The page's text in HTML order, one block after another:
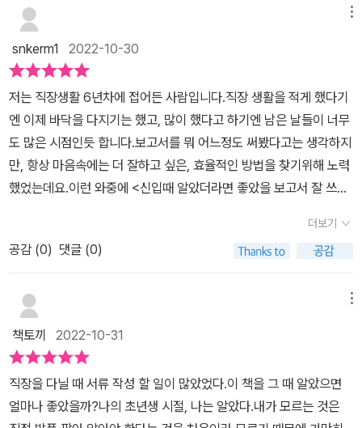
지만 중소기업이나 소기업에서도 실제 업무에 활용할 수 있을 만한
보시기 바란다.이 포스팅은 메가스터디북스 출판사로부터 도서를 제
에 끌리다, 책끌
실무 능력까지 귓뜸해 준다. 어느 회사 사수에게도 들을 수 없는 '제대
블이 아니던가! ​4. 한눈에 읽히는, 깔끔한 보고서​- 우리 옛 속담에 '구
슬이 서 말이라도 꿰어야 보배'라는 문구가 있듯이, 내 머릿속이 백과
사전처럼 자료로 꽉 차 있어도 그걸 뽑아 내지 못하면 무용지물 일뿐
이다. 마지막 장은 우리의 노동력이 헛되이 쓰이지 않도록, '레이아웃,
통일성, 가독성'의 중요성을 짚어줌과 동시에 실제 시각화하는 방법
까지 놓치지 않고 가이드라인을 제시해 준다. ​꺾은 선 그래프는 어떻
게 만들어야 예쁜지, ppt 슬라이드 대칭은 어떻게 맞추는지 옆 동료
에게도 창피해서 못 물어봤던 그 답답함을 단숨에 긁어 주니깐 좋았
다. ​총평​내가 그동안 회사 생활을 하면서 그렸던 건 흐릿한 추상화라
이게 만드는 그런 작품 말이다. 아무래도 업으로 그동안 에세이스러
운 글을 많이 써 온 터라 손에 익은 글 스타일을 단숨에 버릴 수는 없
겠지만, 내가 틀린 줄도 몰랐던 걸 일깨워 주는 책을 만나 그 시행착오
가 조금을 줄어들 거 같아 다행이란 생각이 든다.​지금도 책상에 앉아
애꿎은 키보드만 두드리고, 앞머리를 쥐어뜯는 회사인들에게 이 책을
한 번쯤 봐 보라고 공유해 주고 싶다. 더 빨리 직장생활에서 청사진을
분류해서 보여진 게 많이 첨부되어 있어서 어떤 게 내가 잘못 작성해
서 문제가 되는건지도 쉽게 파악이 잘 된다. ​이 책에서 언급하는 건 무
조건 결과만 말하라는 것이 아니라, 맡은 임무를 수행해가면서 느꼈
던 자신의 생각을 설득으로 풀어내어 그에 마땅한 근거를 제시하는
방법을 알려주는 것이며, 현재 하고 있는 업무에서 해결해야 할 원인
에 대한 세부적인 해결방안을 알아가는데 필요한 작성법이 들어 있어
야 하므로, 그에 맞게 써야 하는 보고서 작성법을 일러주는 걸로 판단
된다. ​​대기업에 가게 되면 큰 기업이라 좋은 복지로 보이겠지만 초창
을 접하게 되면서부터 야근은 늘 일상일 때가 대부분 있었을 것이다.
그럴 때면 빠른 일처리 하는 방법을 알고 싶은데 누구 하나 제대로 다
가와서 친절하게 알려주는 이는 극히 드물며, 직장에서도 생존게임과
도 같은 곳이라 쉽게 일을 잘하는 방법을 알려주려고 하지 않는다.그
러한 어려움을 저자는 대기업용 보고서 작성법을 친절하게 설명해준
것으로 보여진다.​어떤 기업을 가더라도 우리는 회사가 규정해준 것을
무조건 따라야 한다. 보고서는 내가 오늘 어떤 일을 해서 어떻게 끝마
쳤는지에 대한 핵심요약 보고서를 만들어야 한다. 일기처럼 구구절절
쓴다고 다 보지 않고, 내가 해야 할 업무를 제대로 마쳤는지를 조목조
었던 양식에 맞춰 그리고 하나하나 물어봐가면서 썼는데, 이런 내 행
동은 어떤 곳에서도 유사했는지 내가 궁금했던 시작부터 꿀팁까지 담
겨있던게 좋았던 점-보는 사람보고서를 작성하는건 나지만, 보고를
받는 사람은 다른 사람. 책은 이 점을 중심으로 여러 팁들을 전달하고
있다. 분명 당연한 이야기지만 막상 적다보면서 놓치던 부분이었는데
(생각보다 많이) 책을 읽으면서 내가 놓치던 부분을 하나하나 예시를
통해 알려주던 점이 인상깊었던 점, 근데 그동안 내 보고서를 어떻게
알아먹으신거지...?*현재 초판본을 구입하시면 vod 강의 쿠폰도 제
공 중
snkerm1 2022-10-30
저는 직장생활 6년차에 접어든 사람입니다.직장 생활을 적게 했다기
엔 이제 바닥을 다지기는 했고, 많이 했다고 하기엔 남은 날들이 너무
도 많은 시점인듯 합니다.보고서를 뭐 어느정도 써봤다고는 생각하지
만, 항상 마음속에는 더 잘하고 싶은, 효율적인 방법을 찾기위해 노력
했었는데요.이런 와중에 <신입때 알았더라면 좋았을 보고서 잘 쓰는
뿐 아니라 의사소통을 위해주는 책'이라는 평을 하고싶습니다.보고서
를 정의해보자면, '보고를 하는 문서'라고 생각하는데요.보고의 사전
의미를 찾아보면 '일에 대한 내용이나 결과를 말이나 글로 알린다'라
고 정의하고 있습니다.전하고자 하는 내용을 알리기 위한 것이죠.이
책은 업무를 잘하는 방법을 알려주는 듯 하지만, 위에 제가말한 의견
과 책 내용을 종합해보았을 때, 상대방과의 소통을 잘 하는 방법에 대
해 알려주고 있습니다.따라서 한줄평을 위와같이 말씀드린 것이죠.책
의 구성은 보고서를 잘쓰는법이 잘 녹아든 글이라서인지, 두괄식으로
메시지를 제시하고 세부내용을 다루며, 도표나 그림을 통해 이해를
더보기
공감 (0) 댓글 (0)
책토끼 2022-10-31
직장을 다닐 때 서류 작성 할 일이 많았었다.이 책을 그 때 알았으면
얼마나 좋았을까?나의 초년생 시절, 나는 알았다.내가 모르는 것은